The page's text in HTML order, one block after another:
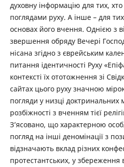
духовну інформацію для тих,
поглядами руху. А інше – для
основах його вчення. Однією з
звершення обряду Вечері
нісана згідно з єврейським
питання ідентичності Руху
контексті їх ототожнення зі
сайтах цього руху значною
погляди у низці доктринальних
розбіжності з вченням тієї
З’ясовано, що характерною
погляд на інші деномінації з
відзначають вклад різних
протестантських, у збереження